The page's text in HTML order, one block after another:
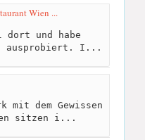
Wien ...
dort und habe
ausprobiert. I...
dem Gewissen
sitzen i...